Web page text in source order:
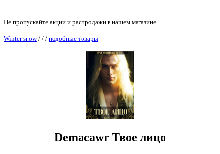
Не пропускайте акции и распродажи в нашем магазине.
Winter snow/ / / подобные товары
Demaсawr Твое лицо